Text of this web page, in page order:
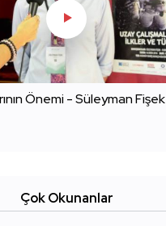
Önemi - Süleyman Fişek
Çok Okunanlar